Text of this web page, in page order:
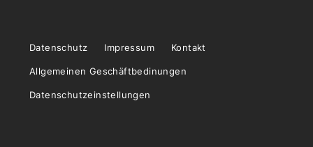
Datenschutz Impressum Kontakt
Allgemeinen Geschäftbedinungen
Datenschutzeinstellungen